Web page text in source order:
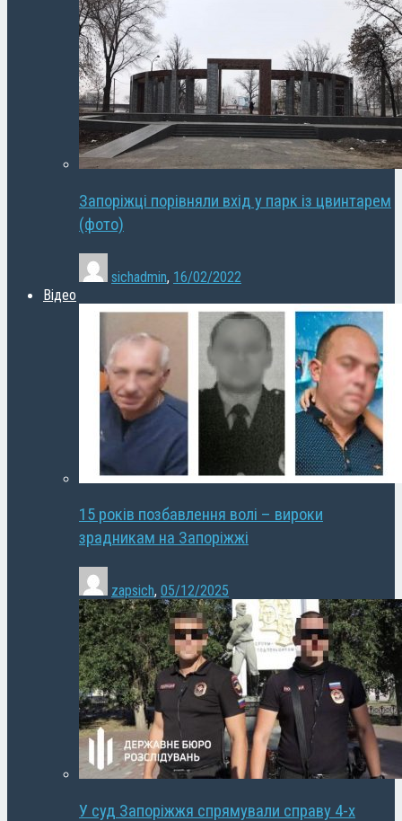
Запоріжці порівняли вхід у парк із цвинтарем
(фото)
sichadmin, 16/02/2022
Відео
15 років позбавлення волі – вироки
зрадникам на Запоріжжі
zapsich, 05/12/2025
У суд Запоріжжя спрямували справу 4-х